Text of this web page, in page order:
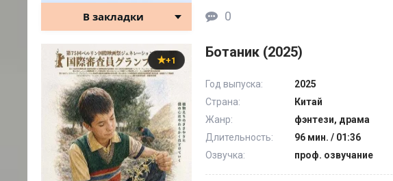
В закладки 0
+1 Ботаник (2025)
Год выпуска:
2025
Страна:
Китай
Жанр:
фэнтези, драма
Длительность:
96 мин. / 01:36
Озвучка:
проф. озвучание